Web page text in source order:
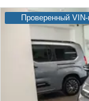
Проверенный VIN-